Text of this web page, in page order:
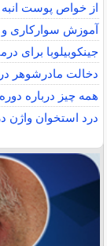
از خواص پوست انبه
آموزش سوارکاری
جینکوبیلوبا برای
دخالت مادرشوهر در
همه چیز درباره
درد استخوان واژن